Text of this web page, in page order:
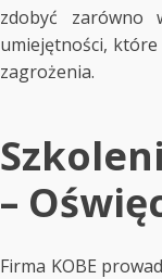
zdobyć zarówno
umiejętności, które
zagrożenia.
–
Firma KOBE